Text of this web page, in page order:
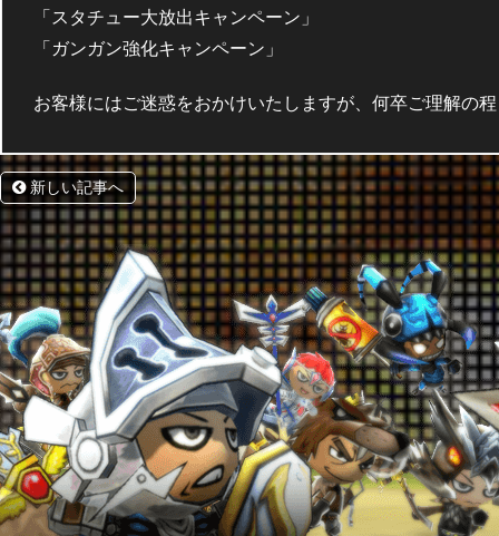
「スタチュー大放出キャンペーン」
「ガンガン強化キャンペーン」
お客様にはご迷惑をおかけいたしますが、何卒ご理解の
新しい記事へ